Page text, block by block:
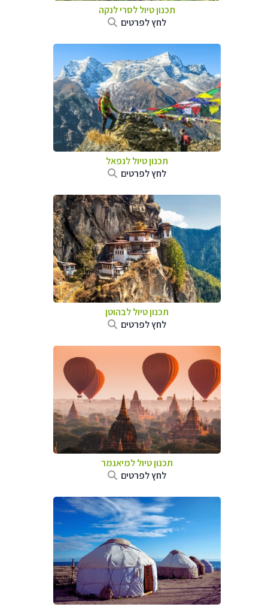
תכנון טיוללסרי לנקה
לחץ לפרטים
תכנון טיול לנפאל
לחץ לפרטים
תכנון טיול לבהוטן
לחץ לפרטים
תכנון טיוללמיאנמר
לחץ לפרטים